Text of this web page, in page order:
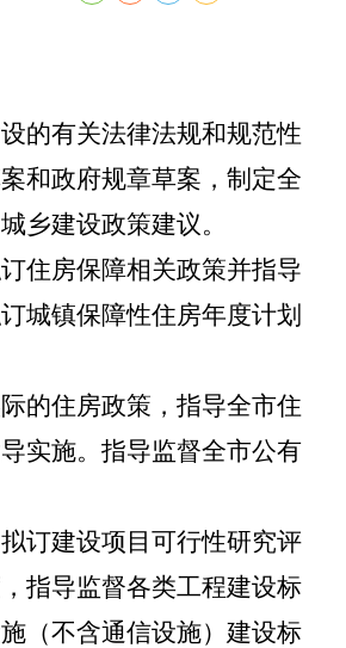
的有关法律法规和规范性
和政府规章草案，制定全
乡建设政策建议。
住房保障相关政策并指导
城镇保障性住房年度计划
的住房政策，指导全市住
实施。指导监督全市公有
订建设项目可行性研究评
指导监督各类工程建设标
（不含通信设施）建设标